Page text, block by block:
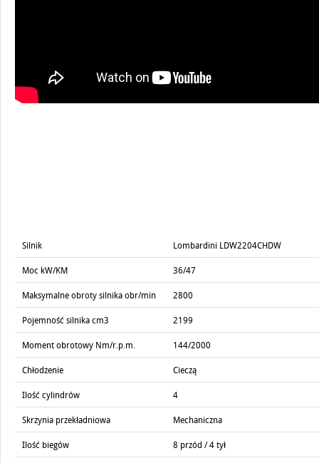
Silnik Lombardini LDW2204CHDW
Moc kW/KM 36/47
Maksymalne obroty silnika obr/min 2800
Pojemność silnika cm3 2199
Moment obrotowy Nm/r.p.m. 144/2000
Chłodzenie Cieczą
Ilość cylindrów 4
Skrzynia przekładniowa Mechaniczna
Ilość biegów 8 przód / 4 tył